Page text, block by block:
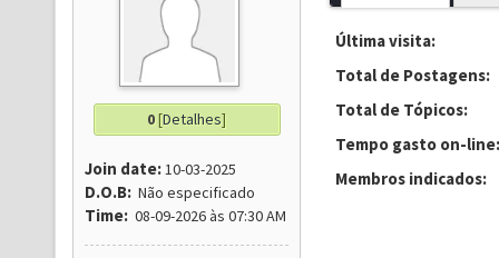
0[Detalhes]
Join date:10-03-2025
D.O.B: Não especificado
Time: 08-09-2026 às 07:30 AM
Última visita:
Total de Postagens:
Total de Tópicos:
Tempo gasto on-line:
Membros indicados: